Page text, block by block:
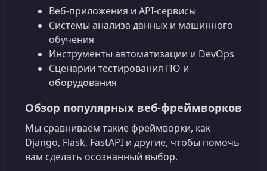
Веб-приложения и API-сервисы
Системы анализа данных и машинного
обучения
Инструменты автоматизации и DevOps
Сценарии тестирования ПО и
оборудования
Обзор популярных веб-фреймворков
Мы сравниваем такие фреймворки, как
Django, Flask, FastAPI и другие, чтобы помочь
вам сделать осознанный выбор.